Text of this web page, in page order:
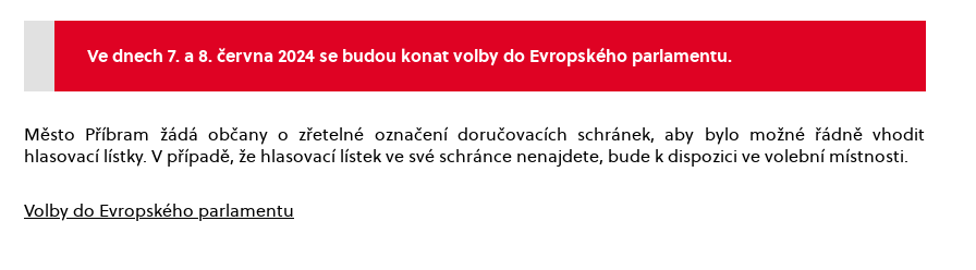
Ve dnech 7. a 8. června 2024 se budou konat volby do Evropského parlamentu.
Město Příbram žádá občany o zřetelné označení doručovacích schránek, aby bylo možné řádně vhodit
hlasovací lístky. V případě, že hlasovací lístek ve své schránce nenajdete, bude k dispozici ve volební místnosti.
Volby do Evropského parlamentu